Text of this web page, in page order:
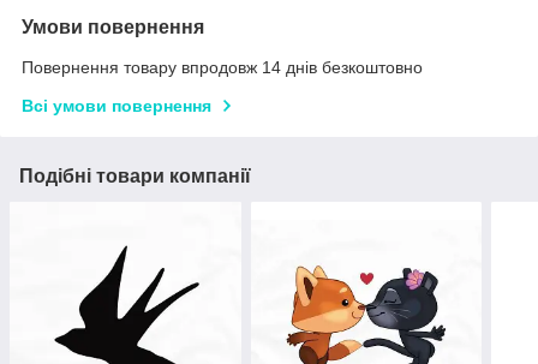
Умови повернення
Повернення товару впродовж 14 днів безкоштовно
Всі умови повернення
Подібні товари компанії